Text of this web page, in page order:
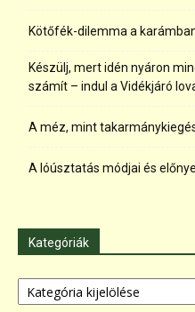
Kötőfék-dilemma a
Készülj, mert idén nyáron
számít – indul a Vidékjáró
A méz, mint
A lóúsztatás módjai és
Kategóriák
Kategóriák